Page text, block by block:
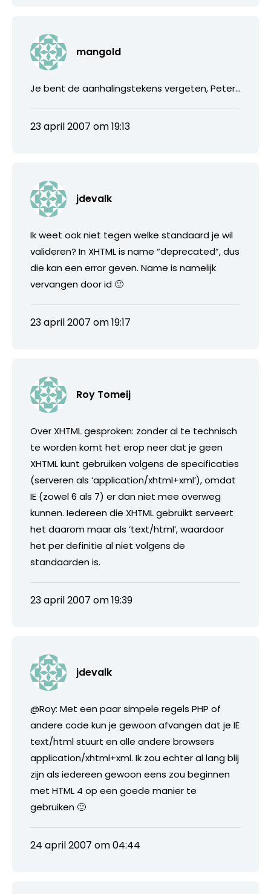
mangold
Je bent de aanhalingstekens vergeten, Peter…
23 april 2007 om 19:13
jdevalk
Ik weet ook niet tegen welke standaard je wil
valideren? In XHTML is name “deprecated”, dus
die kan een error geven. Name is namelijk
vervangen door id 🙂
23 april 2007 om 19:17
Roy Tomeij
Over XHTML gesproken: zonder al te technisch
te worden komt het erop neer dat je geen
XHTML kunt gebruiken volgens de specificaties
(serveren als ‘application/xhtml+xml’), omdat
IE (zowel 6 als 7) er dan niet mee overweg
kunnen. Iedereen die XHTML gebruikt serveert
het daarom maar als ’text/html’, waardoor
het per definitie al niet volgens de
standaarden is.
23 april 2007 om 19:39
jdevalk
@Roy: Met een paar simpele regels PHP of
andere code kun je gewoon afvangen dat je IE
text/html stuurt en alle andere browsers
application/xhtml+xml. Ik zou echter al lang blij
zijn als iedereen gewoon eens zou beginnen
met HTML 4 op een goede manier te
gebruiken 🙂
24 april 2007 om 04:44